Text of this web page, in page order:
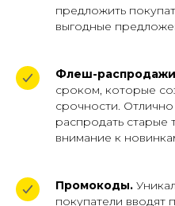
предложить
выгодные
Флеш-
сроком, которые
срочности.
распродать старые
внимание к
Промокоды.
покупатели вводят